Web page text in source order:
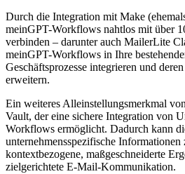
Durch die Integration mit Make
meinGPT-Workflows nahtlos mit über
verbinden – darunter auch MailerLite
meinGPT-Workflows in Ihre
Geschäftsprozesse integrieren und
erweitern.
Ein weiteres Alleinstellungsmerkmal
Vault, der eine sichere Integration von
Workflows ermöglicht. Dadurch kann
unternehmensspezifische Informationen
kontextbezogene, maßgeschneiderte
zielgerichtete E-Mail-Kommunikation.